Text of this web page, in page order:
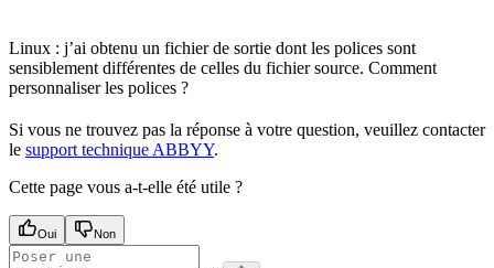
Linux : j’ai obtenu un fichier de sortie dont les polices sont
sensiblement différentes de celles du fichier source. Comment
personnaliser les polices ?
Si vous ne trouvez pas la réponse à votre question, veuillez contacter
le support technique ABBYY.
Cette page vous a-t-elle été utile ?
Oui Non